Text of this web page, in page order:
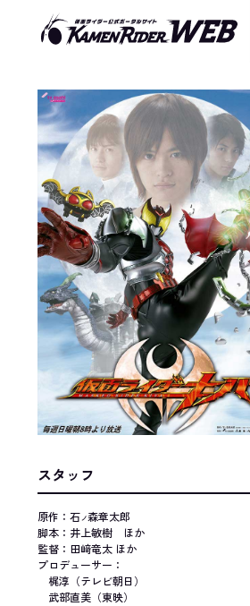
当サイトでは
スタッフ
原作：石ノ森章太郎
脚本：井上敏樹 ほか
監督：田﨑竜太 ほか
プロデューサー：
梶淳（テレビ朝日）
武部直美（東映）